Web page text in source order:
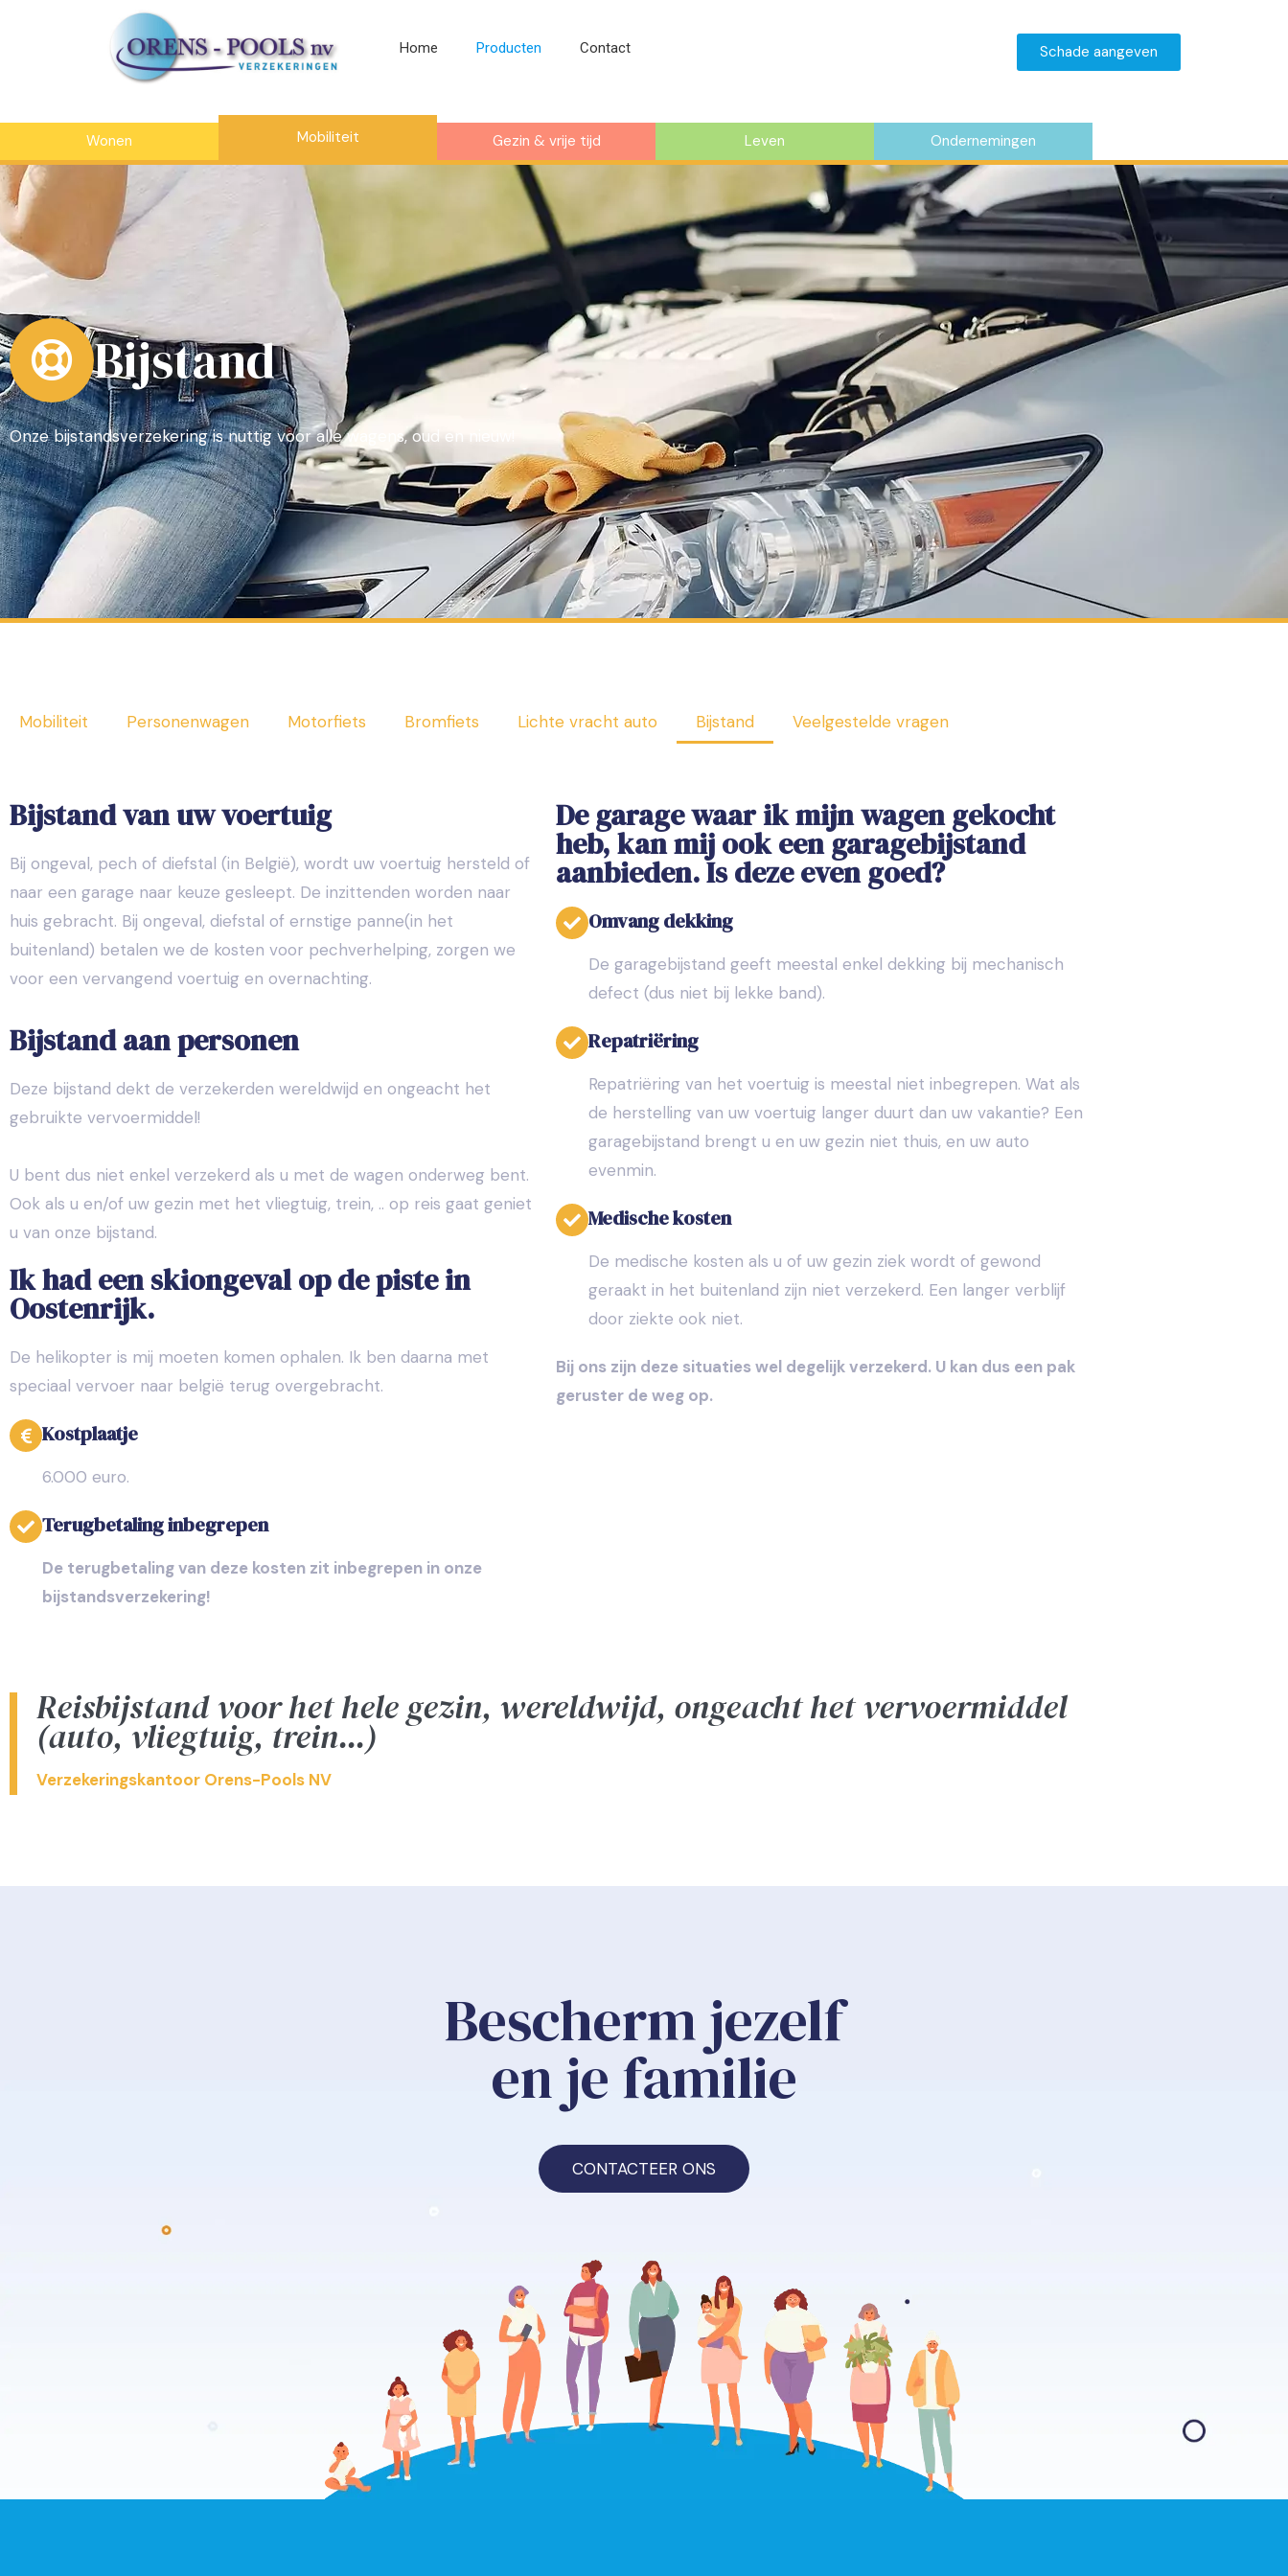
Home Producten Contact Schade aangeven
Wonen Mobiliteit Gezin & vrije tijd Leven Ondernemingen
Bijstand
Onze bijstandsverzekering is nuttig voor alle wagens, oud en nieuw!
Mobiliteit Personenwagen Motorfiets Bromfiets Lichte vracht auto Bijstand Veelgestelde vragen
Bijstand van uw voertuig
Bij ongeval, pech of diefstal (in België), wordt uw voertuig hersteld of
naar een garage naar keuze gesleept. De inzittenden worden naar
huis gebracht. Bij ongeval, diefstal of ernstige panne(in het
buitenland) betalen we de kosten voor pechverhelping, zorgen we
voor een vervangend voertuig en overnachting.
Bijstand aan personen
Deze bijstand dekt de verzekerden wereldwijd en ongeacht het
gebruikte vervoermiddel!
U bent dus niet enkel verzekerd als u met de wagen onderweg bent.
Ook als u en/of uw gezin met het vliegtuig, trein, .. op reis gaat geniet
u van onze bijstand.
Ik had een skiongeval op de piste in
Oostenrijk.
De helikopter is mij moeten komen ophalen. Ik ben daarna met
speciaal vervoer naar belgië terug overgebracht.
Kostplaatje
6.000 euro.
Terugbetaling inbegrepen
De terugbetaling van deze kosten zit inbegrepen in onze
bijstandsverzekering!
De garage waar ik mijn wagen gekocht
heb, kan mij ook een garagebijstand
aanbieden. Is deze even goed?
Omvang dekking
De garagebijstand geeft meestal enkel dekking bij mechanisch
defect (dus niet bij lekke band).
Repatriëring
Repatriëring van het voertuig is meestal niet inbegrepen. Wat als
de herstelling van uw voertuig langer duurt dan uw vakantie? Een
garagebijstand brengt u en uw gezin niet thuis, en uw auto
evenmin.
Medische kosten
De medische kosten als u of uw gezin ziek wordt of gewond
geraakt in het buitenland zijn niet verzekerd. Een langer verblijf
door ziekte ook niet.
Bij ons zijn deze situaties wel degelijk verzekerd. U kan dus een pak
geruster de weg op.
Reisbijstand voor het hele gezin, wereldwijd, ongeacht het vervoermiddel
(auto, vliegtuig, trein...)
Verzekeringskantoor Orens-Pools NV
Bescherm jezelf
en je familie
CONTACTEER ONS